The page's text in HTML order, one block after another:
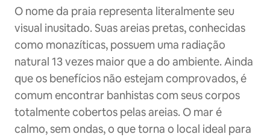
O nome da praia representa literalmente seu
visual inusitado. Suas areias pretas, conhecidas
como monazíticas, possuem uma radiação
natural 13 vezes maior que a do ambiente. Ainda
que os benefícios não estejam comprovados, é
comum encontrar banhistas com seus corpos
totalmente cobertos pelas areias. O mar é
calmo, sem ondas, o que torna o local ideal para